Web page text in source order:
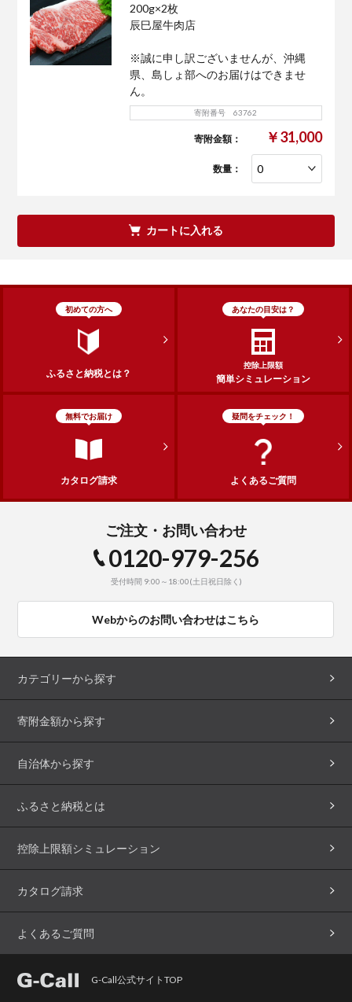
200g×2枚
辰巳屋牛肉店
※誠に申し訳ございませんが、沖縄
県、島しょ部へのお届けはできませ
ん。
寄附番号 63762
寄附金額： ￥31,000
数量：
カートに入れる
初めての方へ
ふるさと納税とは？
あなたの目安は？
控除上限額
簡単シミュレーション
無料でお届け
カタログ請求
疑問をチェック！
よくあるご質問
ご注文・お問い合わせ
0120-979-256
受付時間 9:00～18:00(土日祝日除く)
Webからのお問い合わせはこちら
カテゴリーから探す
寄附金額から探す
自治体から探す
ふるさと納税とは
控除上限額シミュレーション
カタログ請求
よくあるご質問
G-Call公式サイトTOP